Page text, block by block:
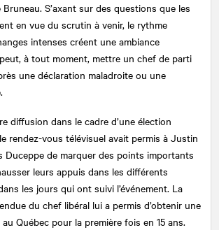
S’axant sur des questions que les
en vue du scrutin à venir, le rythme
intenses créent une ambiance
à tout moment, mettre un chef de parti
une déclaration maladroite ou une
diffusion dans le cadre d’une élection
rendez-vous télévisuel avait permis à Justin
Duceppe de marquer des points importants
leurs appuis dans les différents
les jours qui ont suivi l’événement. La
du chef libéral lui a permis d’obtenir une
Québec pour la première fois en 15 ans.